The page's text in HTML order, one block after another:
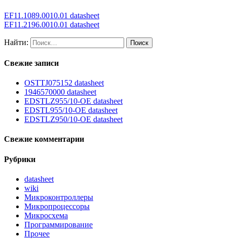
EF11.1089.0010.01 datasheet
EF11.2196.0010.01 datasheet
Найти:
Свежие записи
OSTTJ075152 datasheet
1946570000 datasheet
EDSTLZ955/10-OE datasheet
EDSTL955/10-OE datasheet
EDSTLZ950/10-OE datasheet
Свежие комментарии
Рубрики
datasheet
wiki
Микроконтроллеры
Микропроцессоры
Микросхема
Программирование
Прочее